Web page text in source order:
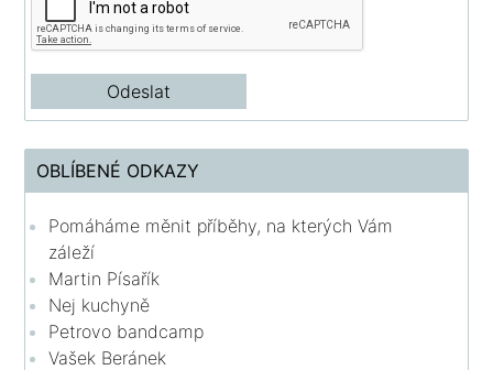
OBLÍBENÉ ODKAZY
Pomáháme měnit příběhy, na kterých Vám
záleží
Martin Písařík
Nej kuchyně
Petrovo bandcamp
Vašek Beránek